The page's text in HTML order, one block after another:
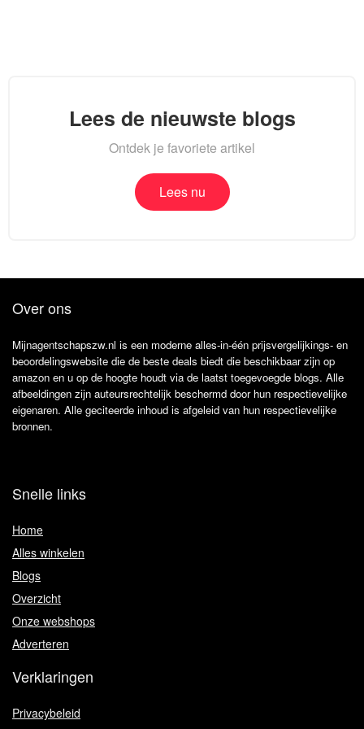
Lees de nieuwste blogs
Ontdek je favoriete artikel
Lees nu
Over ons
Mijnagentschapszw.nl is een moderne alles-in-één prijsvergelijkings- en
beoordelingswebsite die de beste deals biedt die beschikbaar zijn op
amazon en u op de hoogte houdt via de laatst toegevoegde blogs. Alle
afbeeldingen zijn auteursrechtelijk beschermd door hun respectievelijke
eigenaren. Alle geciteerde inhoud is afgeleid van hun respectievelijke
bronnen.
Snelle links
Home
Alles winkelen
Blogs
Overzicht
Onze webshops
Adverteren
Verklaringen
Privacybeleid